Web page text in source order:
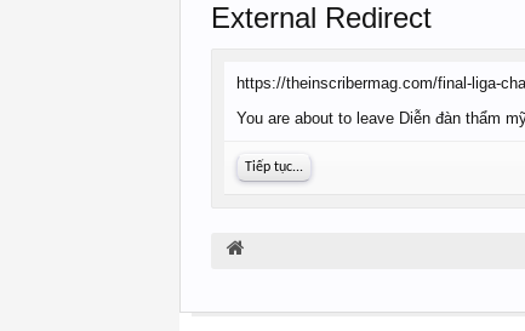
External Redirect
https://theinscribermag.com/final-liga-
You are about to leave Diễn đàn thẩm
Tiếp tục...